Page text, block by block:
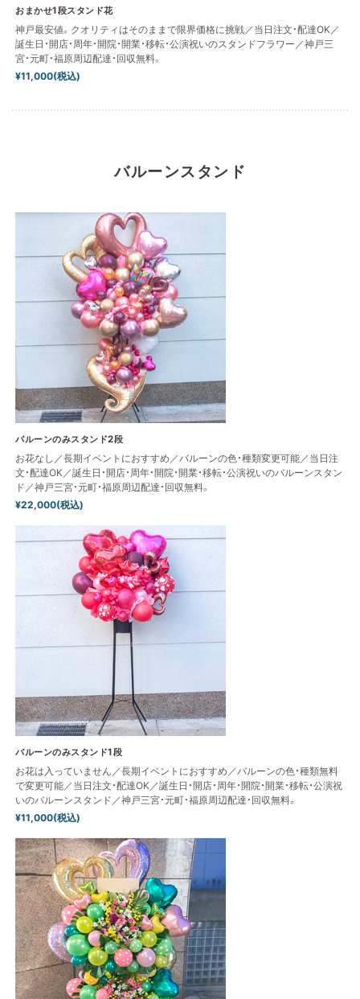
おまかせ1段スタンド花
神戸最安値。クオリティはそのままで限界価格に挑戦／当日注文・配達OK／
誕生日・開店・周年・開院・開業・移転・公演祝いのスタンドフラワー／神戸三
宮・元町・福原周辺配達・回収無料。
¥11,000(税込)
バルーンスタンド
バルーンのみスタンド2段
お花なし／長期イベントにおすすめ／バルーンの色・種類変更可能／当日注
文・配達OK／誕生日・開店・周年・開院・開業・移転・公演祝いのバルーンスタン
ド／神戸三宮・元町・福原周辺配達・回収無料。
¥22,000(税込)
バルーンのみスタンド1段
お花は入っていません／長期イベントにおすすめ／バルーンの色・種類無料
で変更可能／当日注文・配達OK／誕生日・開店・周年・開院・開業・移転・公演祝
いのバルーンスタンド／神戸三宮・元町・福原周辺配達・回収無料。
¥11,000(税込)